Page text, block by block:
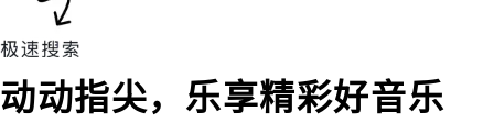
动动指尖，乐享精彩好音乐